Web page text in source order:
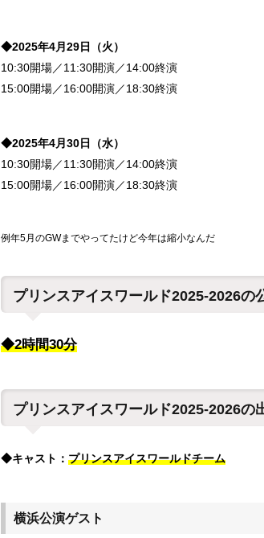
◆2025年4月29日（火）
10:30開場／11:30開演／14:00終演
15:00開場／16:00開演／18:30終演
◆2025年4月30日（水）
10:30開場／11:30開演／14:00終演
15:00開場／16:00開演／18:30終演
例年5月のGWまでやってたけど今年は縮小なんだ
プリンスアイスワールド2025-2026の
◆2時間30分
プリンスアイスワールド2025-2026の
◆キャスト： プリンスアイスワールドチーム
横浜公演ゲスト